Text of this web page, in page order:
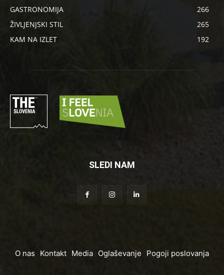
GASTRONOMIJA
266
ŽIVLJENJSKI STIL
265
KAM NA IZLET
192
SLEDI NAM
O nas Kontakt Media Oglaševanje Pogoji poslovanja